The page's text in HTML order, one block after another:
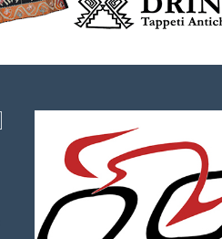
Brocci Incontra
Giuseppe Martinelli
– r